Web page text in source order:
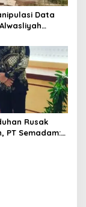
Data
Terima
Paket Makan
Rusak
PT Semadam: